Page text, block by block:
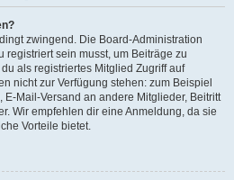
zwingend. Die Board-Administration
registriert sein musst, um Beiträge zu
als registriertes Mitglied Zugriff auf
nicht zur Verfügung stehen: zum Beispiel
Mail-Versand an andere Mitglieder, Beitritt
Wir empfehlen dir eine Anmeldung, da sie
Vorteile bietet.